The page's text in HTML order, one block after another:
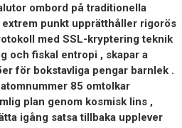
ombord på traditionella
punkt upprätthåller rigorös
med SSL-kryptering teknik
och fiskal entropi , skapar a
för bokstavliga pengar barnlek .
85 omtolkar
plan genom kosmisk lins ,
igång satsa tillbaka upplever